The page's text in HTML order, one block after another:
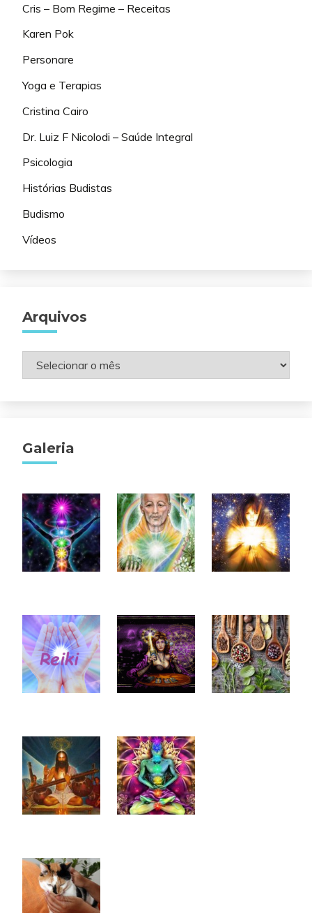
Cris – Bom Regime – Receitas
Karen Pok
Personare
Yoga e Terapias
Cristina Cairo
Dr. Luiz F Nicolodi – Saúde Integral
Psicologia
Histórias Budistas
Budismo
Vídeos
Arquivos
Arquivos
Galeria